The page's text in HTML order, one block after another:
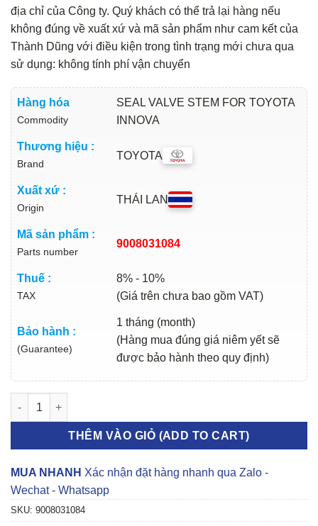
địa chỉ của Công ty. Quý khách có thể trả lại hàng nếu
không đúng về xuất xứ và mã sản phẩm như cam kết của
Thành Dũng với điều kiện trong tình trạng mới chưa qua
sử dụng: không tính phí vận chuyển
Hàng hóa
Commodity
SEAL VALVE STEM FOR TOYOTA
INNOVA
Thương hiệu :
Brand
TOYOTA
Xuất xứ :
Origin
THÁI LAN
Mã sản phẩm :
Parts number
9008031084
Thuế :
TAX
8% - 10%
(Giá trên chưa bao gồm VAT)
Bảo hành :
(Guarantee)
1 tháng (month)
(Hàng mua đúng giá niêm yết sẽ
được bảo hành theo quy định)
PHỚT GHÍT TOYOTA INNOVA 2006-2015 | 9008031084 số lượng
THÊM VÀO GIỎ (ADD TO CART)
MUA NHANH Xác nhận đặt hàng nhanh qua Zalo -
Wechat - Whatsapp
SKU: 9008031084